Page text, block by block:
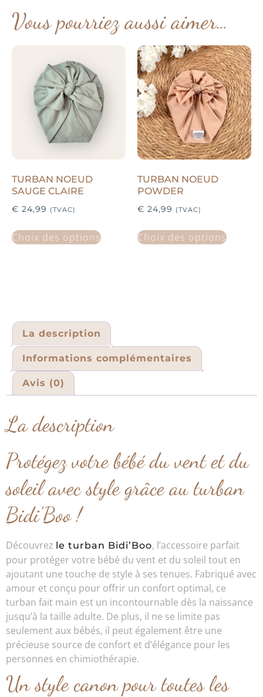
Vous pourriez aussi aimer…
TURBAN NOEUD
SAUGE CLAIRE
€ 24,99 (TVAC)
Choix des options
TURBAN NOEUD
POWDER
€ 24,99 (TVAC)
Choix des options
La description
Informations complémentaires
Avis (0)
La description
Protégez votre bébé du vent et du
soleil avec style grâce au turban
Bidi’Boo !
Découvrez le turban Bidi’Boo, l’accessoire parfait
pour protéger votre bébé du vent et du soleil tout en
ajoutant une touche de style à ses tenues. Fabriqué avec
amour et conçu pour offrir un confort optimal, ce
turban fait main est un incontournable dès la naissance
jusqu’à la taille adulte. De plus, il ne se limite pas
seulement aux bébés, il peut également être une
précieuse source de confort et d’élégance pour les
personnes en chimiothérapie.
Un style canon pour toutes les